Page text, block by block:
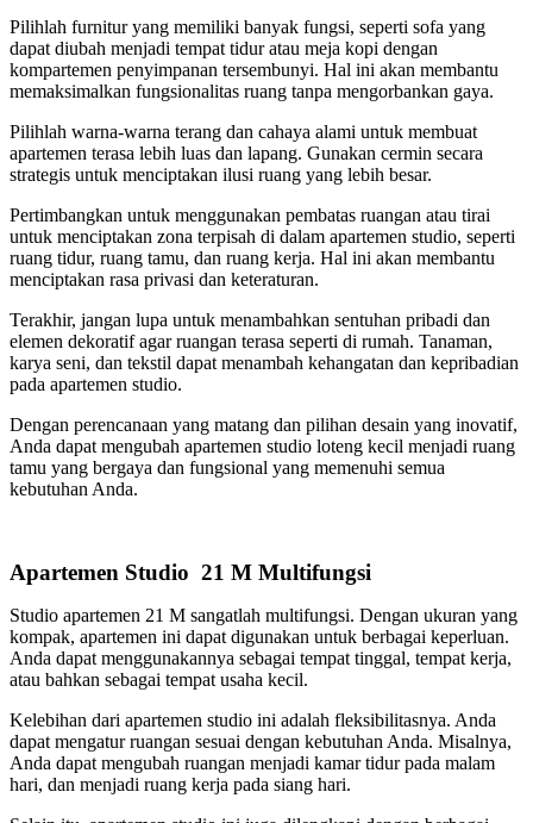
Pilihlah furnitur yang memiliki banyak fungsi, seperti sofa yang
dapat diubah menjadi tempat tidur atau meja kopi dengan
kompartemen penyimpanan tersembunyi. Hal ini akan membantu
memaksimalkan fungsionalitas ruang tanpa mengorbankan gaya.
Pilihlah warna-warna terang dan cahaya alami untuk membuat
apartemen terasa lebih luas dan lapang. Gunakan cermin secara
strategis untuk menciptakan ilusi ruang yang lebih besar.
Pertimbangkan untuk menggunakan pembatas ruangan atau tirai
untuk menciptakan zona terpisah di dalam apartemen studio, seperti
ruang tidur, ruang tamu, dan ruang kerja. Hal ini akan membantu
menciptakan rasa privasi dan keteraturan.
Terakhir, jangan lupa untuk menambahkan sentuhan pribadi dan
elemen dekoratif agar ruangan terasa seperti di rumah. Tanaman,
karya seni, dan tekstil dapat menambah kehangatan dan kepribadian
pada apartemen studio.
Dengan perencanaan yang matang dan pilihan desain yang inovatif,
Anda dapat mengubah apartemen studio loteng kecil menjadi ruang
tamu yang bergaya dan fungsional yang memenuhi semua
kebutuhan Anda.
Apartemen Studio 21 M Multifungsi
Studio apartemen 21 M sangatlah multifungsi. Dengan ukuran yang
kompak, apartemen ini dapat digunakan untuk berbagai keperluan.
Anda dapat menggunakannya sebagai tempat tinggal, tempat kerja,
atau bahkan sebagai tempat usaha kecil.
Kelebihan dari apartemen studio ini adalah fleksibilitasnya. Anda
dapat mengatur ruangan sesuai dengan kebutuhan Anda. Misalnya,
Anda dapat mengubah ruangan menjadi kamar tidur pada malam
hari, dan menjadi ruang kerja pada siang hari.